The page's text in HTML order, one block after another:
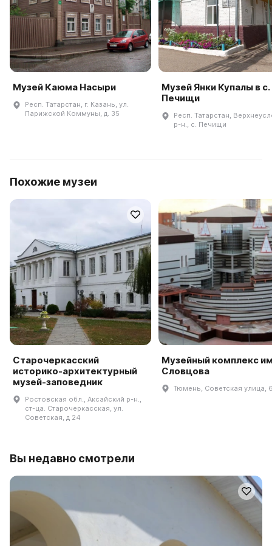
Музей Каюма Насыри
Респ. Татарстан, г. Казань, ул.
Парижской Коммуны, д. 35
Музей Янки Купалы в с.
Печищи
Респ. Татарстан,
р-н., с. Печищи
Похожие музеи
Старочеркасский
историко-архитектурный
музей-заповедник
Ростовская обл., Аксайский р-н.,
ст-ца. Старочеркасская, ул.
Советская, д 24
Музейный комплекс
Словцова
Тюмень, Советская улица,
Вы недавно смотрели